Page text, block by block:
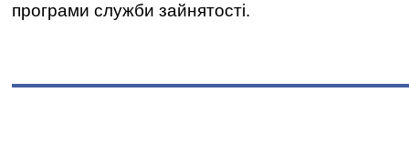
програми служби зайнятості.